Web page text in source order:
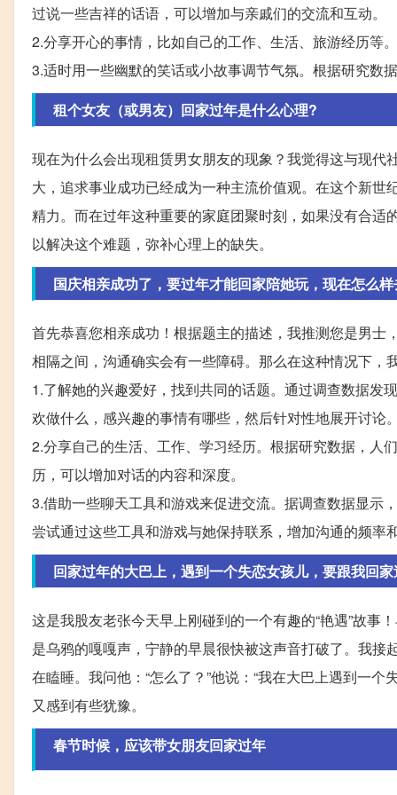
过说一些吉祥的话语，可以增加与亲戚们的交流和互动。
2.分享开心的事情，比如自己的工作、生活、旅游经历等
3.适时用一些幽默的笑话或小故事调节气氛。根据研究数
租个女友（或男友）回家过年是什么心理?
现在为什么会出现租赁男女朋友的现象？我觉得这与现
大，追求事业成功已经成为一种主流价值观。在这个新
精力。而在过年这种重要的家庭团聚时刻，如果没有合
以解决这个难题，弥补心理上的缺失。
国庆相亲成功了，要过年才能回家陪她玩，现在怎么
首先恭喜您相亲成功！根据题主的描述，我推测您是男
相隔之间，沟通确实会有一些障碍。那么在这种情况下，
1.了解她的兴趣爱好，找到共同的话题。通过调查数据发
欢做什么，感兴趣的事情有哪些，然后针对性地展开讨论
2.分享自己的生活、工作、学习经历。根据研究数据，人
历，可以增加对话的内容和深度。
3.借助一些聊天工具和游戏来促进交流。据调查数据显示
尝试通过这些工具和游戏与她保持联系，增加沟通的频率
回家过年的大巴上，遇到一个失恋女孩儿，要跟我回
这是我股友老张今天早上刚碰到的一个有趣的“艳遇”故
是乌鸦的嘎嘎声，宁静的早晨很快被这声音打破了。我接
在瞌睡。我问他：“怎么了？”他说：“我在大巴上遇到一
又感到有些犹豫。
春节时候，应该带女朋友回家过年